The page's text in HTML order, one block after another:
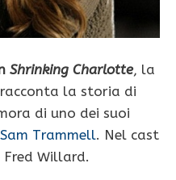
Shrinking Charlotte, la
la storia di
di uno dei suoi
Sam Trammell. Nel cast
Fred Willard.